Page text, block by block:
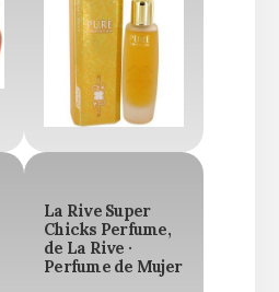
La Rive Super
Chicks Perfume,
de La Rive ·
Perfume de Mujer